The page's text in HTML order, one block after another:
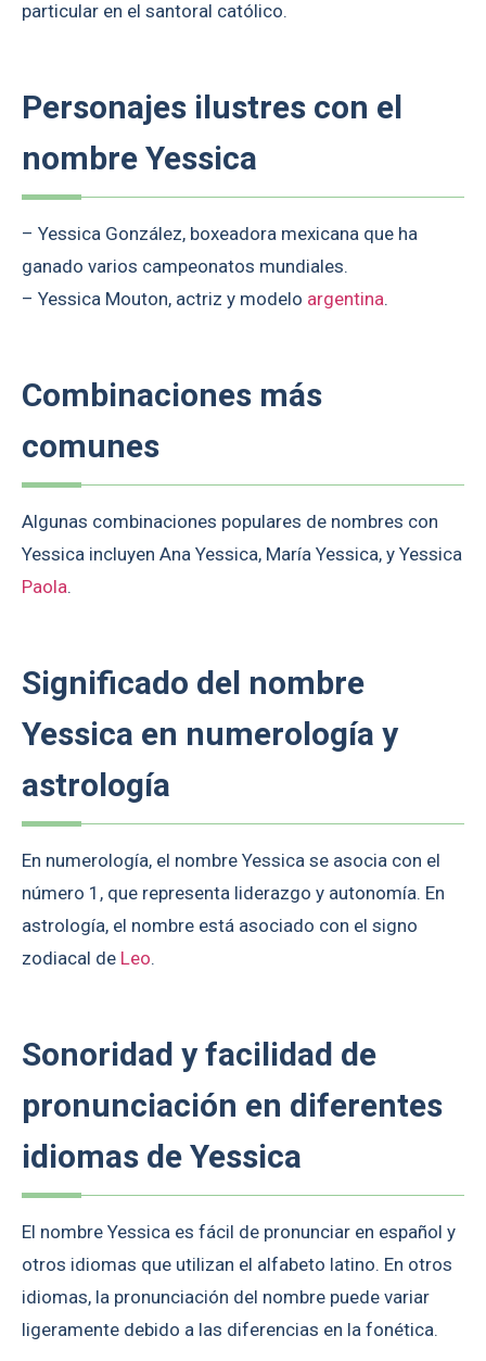
particular en el santoral católico.
Personajes ilustres con el
nombre Yessica
– Yessica González, boxeadora mexicana que ha
ganado varios campeonatos mundiales.
– Yessica Mouton, actriz y modelo argentina.
Combinaciones más
comunes
Algunas combinaciones populares de nombres con
Yessica incluyen Ana Yessica, María Yessica, y Yessica
Paola.
Significado del nombre
Yessica en numerología y
astrología
En numerología, el nombre Yessica se asocia con el
número 1, que representa liderazgo y autonomía. En
astrología, el nombre está asociado con el signo
zodiacal de Leo.
Sonoridad y facilidad de
pronunciación en diferentes
idiomas de Yessica
El nombre Yessica es fácil de pronunciar en español y
otros idiomas que utilizan el alfabeto latino. En otros
idiomas, la pronunciación del nombre puede variar
ligeramente debido a las diferencias en la fonética.